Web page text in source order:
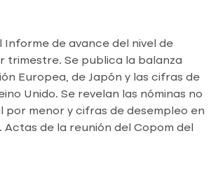
Informe de avance del nivel de
trimestre. Se publica la balanza
Europea, de Japón y las cifras de
Unido. Se revelan las nóminas no
por menor y cifras de desempleo en
Actas de la reunión del Copom del